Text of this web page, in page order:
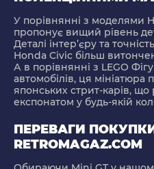
У порівнянні з моделями
пропонує вищий рівень
Деталі інтер’єру та
Honda Civic більш
А в порівнянні з LEGO
автомобілів, ця
японських стрит-карів, що
експонатом у будь-якій
ПЕРЕВАГИ
RETROMAGAZ.COM